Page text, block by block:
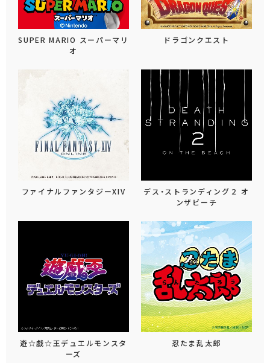
SUPER MARIO スーパーマリ
オ
ドラゴンクエスト
ファイナルファンタジーXIV
デス・ストランディング２ オ
ンザビーチ
遊☆戯☆王デュエルモンスタ
ーズ
忍たま乱太郎